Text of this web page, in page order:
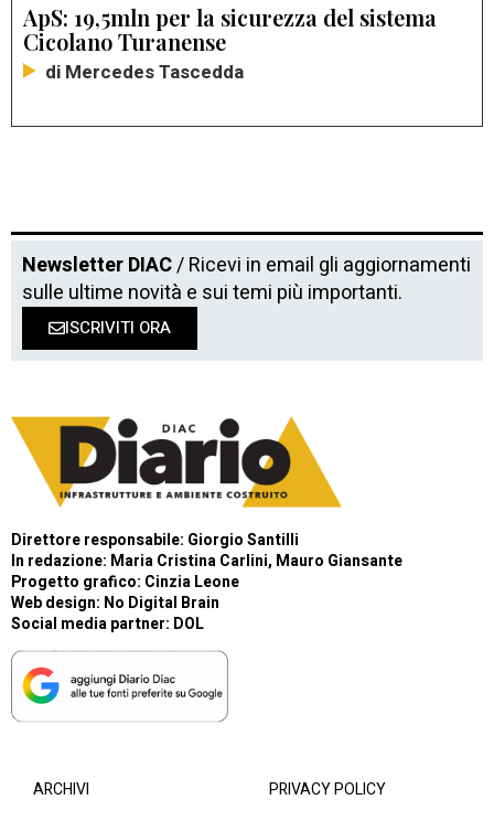
ApS: 19,5mln per la sicurezza del sistema
Cicolano Turanense
di Mercedes Tascedda
Newsletter DIAC/ Ricevi in email gli aggiornamenti
sulle ultime novità e sui temi più importanti.
ISCRIVITI ORA
Direttore responsabile: Giorgio Santilli
In redazione: Maria Cristina Carlini, Mauro Giansante
Progetto grafico: Cinzia Leone
Web design: No Digital Brain
Social media partner: DOL
ARCHIVI PRIVACY POLICY